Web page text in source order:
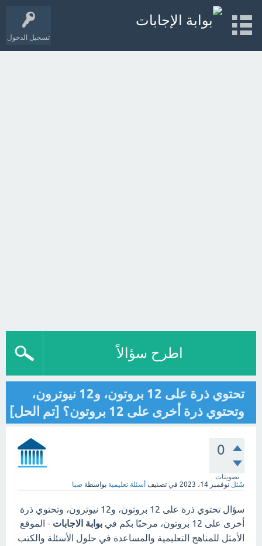
تسجيل الدخول
اطرح سؤالاً
تحتوي ذرة على 12 بروتون، و12 نيوترون،
وتحتوي ذرة أخرى على 12 بروتون؟ [تم الحل]
0
تصويتات
سُئل نوفمبر 14، 2023 في تصنيف أسئلة تعليمية بواسطة صبا
سؤال تحتوي ذرة على 12 بروتون، و12 نيوترون، وتحتوي ذرة
أخرى على 12 بروتون، مرحبًا بكم في
بوابة الاجابات - الموقع
الأمثل للمناهج التعليمية والمساعدة في حلول الأسئلة والكتب